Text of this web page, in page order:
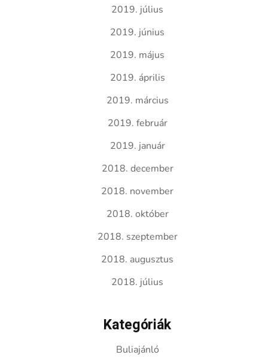
2019. július
2019. június
2019. május
2019. április
2019. március
2019. február
2019. január
2018. december
2018. november
2018. október
2018. szeptember
2018. augusztus
2018. július
Kategóriák
Buliajánló